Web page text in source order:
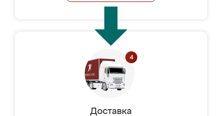
Доставка